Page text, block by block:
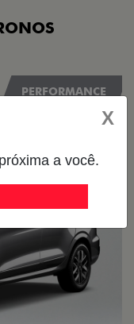
PERFORMANCE
X
a você.